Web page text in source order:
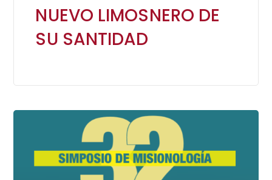
NUEVO LIMOSNERO DE
SU SANTIDAD